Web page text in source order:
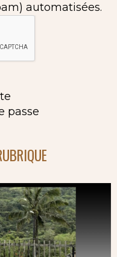
automatisées.
passe